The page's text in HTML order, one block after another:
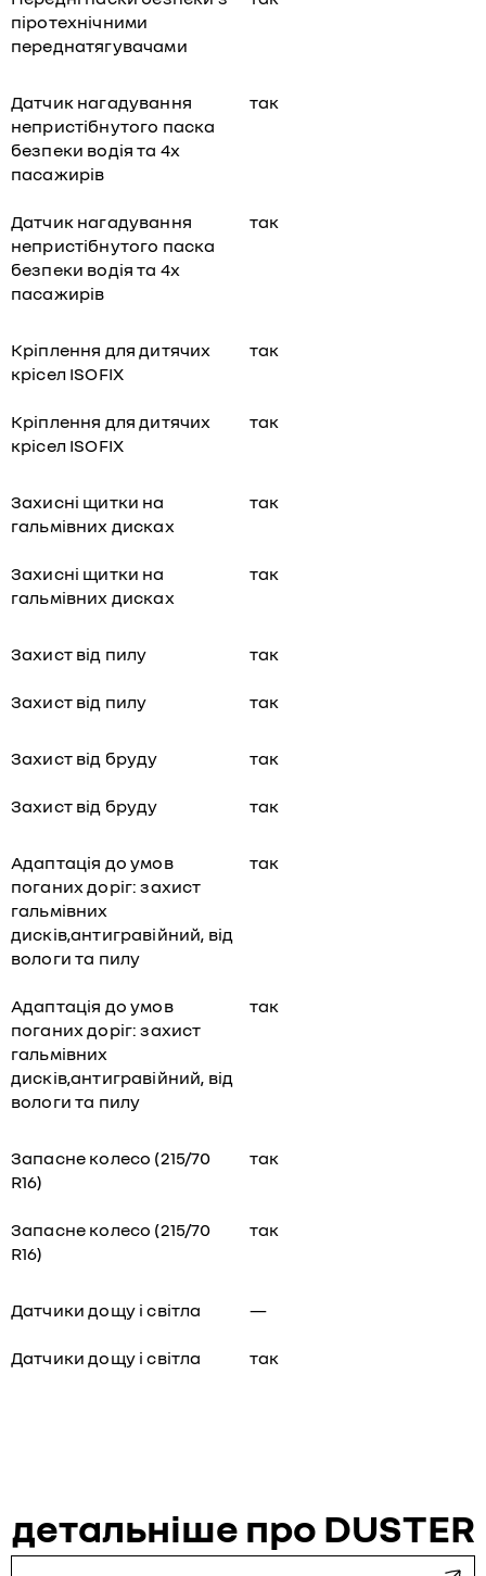
піротехнічними
переднатягувачами
Датчик нагадування
непристібнутого паска
безпеки водія та 4х
пасажирів
так
Датчик нагадування
непристібнутого паска
безпеки водія та 4х
пасажирів
так
Кріплення для дитячих
крісел ISOFIX
так
Кріплення для дитячих
крісел ISOFIX
так
Захисні щитки на
гальмівних дисках
так
Захисні щитки на
гальмівних дисках
так
Захист від пилу так
Захист від пилу так
Захист від бруду так
Захист від бруду так
Адаптація до умов
поганих доріг: захист
гальмівних
дисків,антигравійний, від
вологи та пилу
так
Адаптація до умов
поганих доріг: захист
гальмівних
дисків,антигравійний, від
вологи та пилу
так
Запасне колесо (215/70
R16)
так
Запасне колесо (215/70
R16)
так
Датчики дощу і світла —
Датчики дощу і світла так
детальніше про DUSTER